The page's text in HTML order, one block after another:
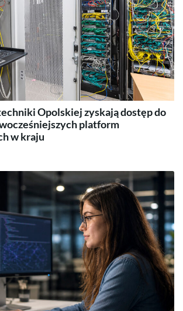
Opolskiej zyskają dostęp do
platform
w kraju